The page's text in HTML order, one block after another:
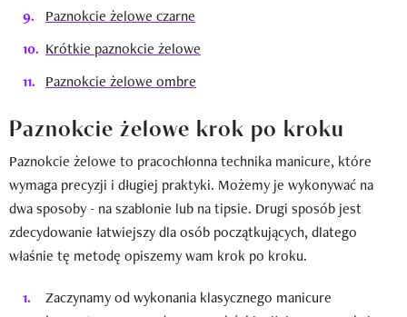
Paznokcie żelowe czarne
Krótkie paznokcie żelowe
Paznokcie żelowe ombre
Paznokcie żelowe krok po kroku
Paznokcie żelowe to pracochłonna technika manicure, które
wymaga precyzji i długiej praktyki. Możemy je wykonywać na
dwa sposoby - na szablonie lub na tipsie. Drugi sposób jest
zdecydowanie łatwiejszy dla osób początkujących, dlatego
właśnie tę metodę opiszemy wam krok po kroku.
Zaczynamy od wykonania klasycznego manicure